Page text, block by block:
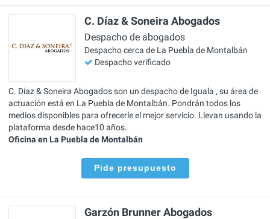
C. Díaz & Soneira Abogados
Despacho de abogados
Despacho cerca de La Puebla de Montalbán
Despacho verificado
C. Díaz & Soneira Abogados son un despacho de Iguala , su área de
actuación está en La Puebla de Montalbán. Pondrán todos los
medios disponibles para ofrecerle el mejor servicio. Llevan usando la
plataforma desde hace10 años.
Oficina en La Puebla de Montalbán
Pide presupuesto
Garzón Brunner Abogados